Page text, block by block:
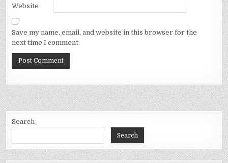
Website
Save my name, email, and website in this browser for the
next time I comment.
Search
Search